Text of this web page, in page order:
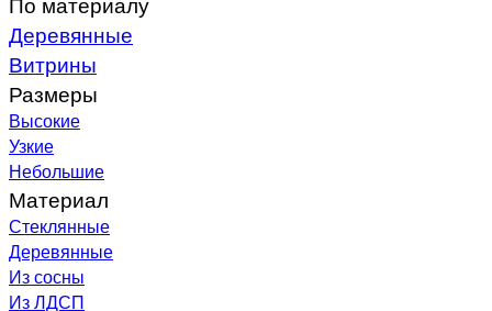
Деревянные
Витрины
Размеры
Высокие
Узкие
Небольшие
Материал
Стеклянные
Деревянные
Из сосны
Из ЛДСП